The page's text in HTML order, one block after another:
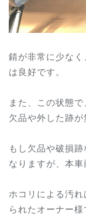
錆が非常に少な
は良好です。
また、この状態
欠品や外した跡が
もし欠品や破損
なりますが、本車
ホコリによる汚
られたオーナー